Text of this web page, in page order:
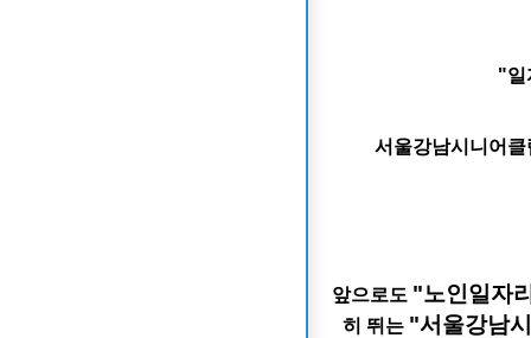
"일
서울강남시니어
앞으로도 "노인일자
히 뛰는 "서울강남